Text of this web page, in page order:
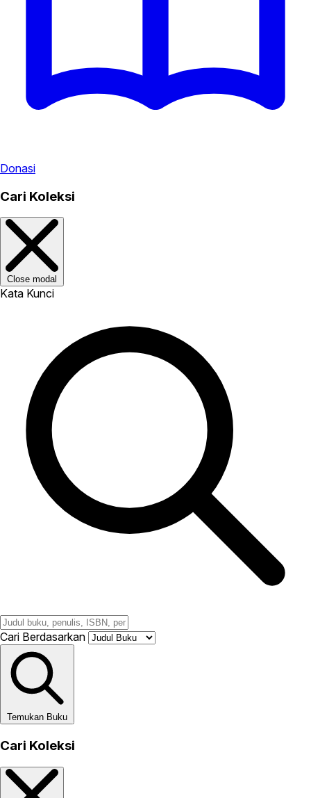
Donasi
Cari Koleksi
Close modal
Kata Kunci
Cari Berdasarkan
Temukan Buku
Cari Koleksi